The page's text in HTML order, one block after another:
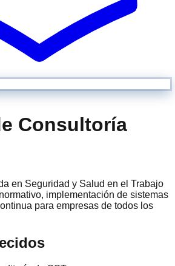
Consultoría
en Seguridad y Salud en el Trabajo
implementación de sistemas
para empresas de todos los